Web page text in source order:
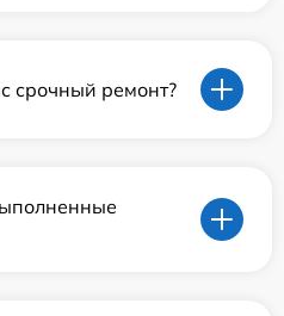
срочный ремонт?